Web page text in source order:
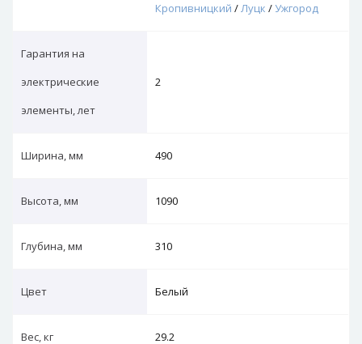
Кропивницкий /Луцк /Ужгород
Гарантия на
электрические
элементы, лет
2
Ширина, мм 490
Высота, мм 1090
Глубина, мм 310
Цвет Белый
Вес, кг 29.2